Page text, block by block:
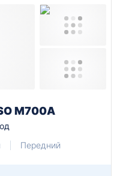
M700A
Передний